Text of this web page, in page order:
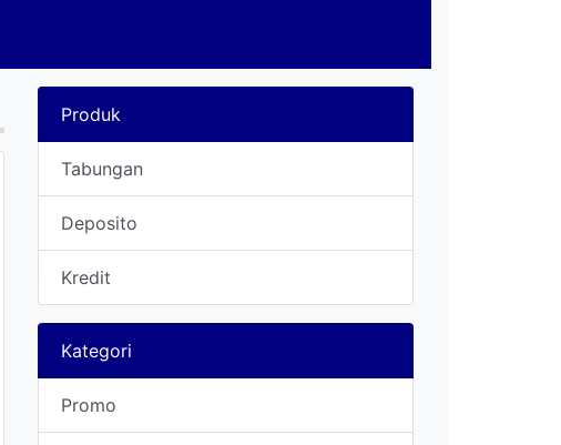
Produk
Tabungan
Deposito
Kredit
Kategori
Promo